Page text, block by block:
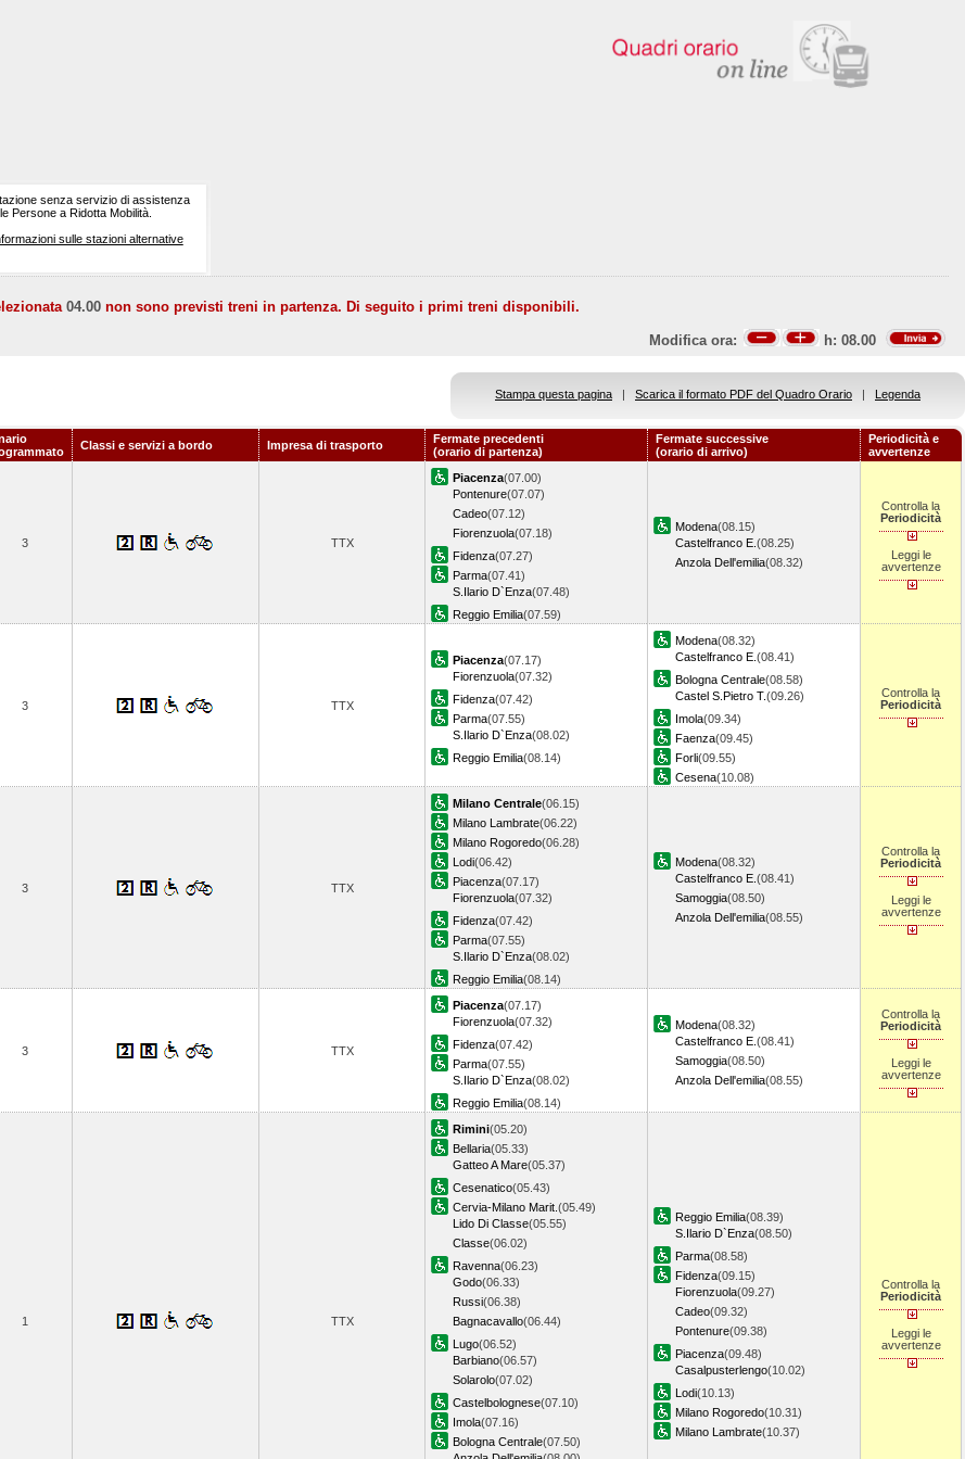
senza servizio di assistenza
Persone a Ridotta Mobilità.
sulle stazioni alternative
04.00 non sono previsti treni in partenza. Di seguito i primi treni disponibili.
Modifica ora: h: 08.00
Stampa questa pagina | Scarica il formato PDF del Quadro Orario | Legenda
Classi e servizi a bordo Impresa di trasporto
Fermate precedenti
(orario di partenza)
Fermate successive
(orario di arrivo)
Periodicità e
avvertenze
3 TTX
Piacenza(07.00)
Pontenure(07.07)
Cadeo(07.12)
Fiorenzuola(07.18)
Fidenza(07.27)
Parma(07.41)
S.Ilario D`Enza(07.48)
Reggio Emilia(07.59)
Modena(08.15)
Castelfranco E. (08.25)
Anzola Dell'emilia(08.32)
Controlla la
Periodicità
Leggi le
avvertenze
3 TTX
Piacenza(07.17)
Fiorenzuola(07.32)
Fidenza(07.42)
Parma(07.55)
S.Ilario D`Enza(08.02)
Reggio Emilia(08.14)
Modena(08.32)
Castelfranco E. (08.41)
Bologna Centrale(08.58)
Castel S.Pietro T.(09.26)
Imola(09.34)
Faenza(09.45)
Forli(09.55)
Cesena(10.08)
Controlla la
Periodicità
3 TTX
Milano Centrale(06.15)
Milano Lambrate(06.22)
Milano Rogoredo(06.28)
Lodi(06.42)
Piacenza(07.17)
Fiorenzuola(07.32)
Fidenza(07.42)
Parma(07.55)
S.Ilario D`Enza(08.02)
Reggio Emilia(08.14)
Modena(08.32)
Castelfranco E. (08.41)
Samoggia(08.50)
Anzola Dell'emilia(08.55)
Controlla la
Periodicità
Leggi le
avvertenze
3 TTX
Piacenza(07.17)
Fiorenzuola(07.32)
Fidenza(07.42)
Parma(07.55)
S.Ilario D`Enza(08.02)
Reggio Emilia(08.14)
Modena(08.32)
Castelfranco E. (08.41)
Samoggia(08.50)
Anzola Dell'emilia(08.55)
Controlla la
Periodicità
Leggi le
avvertenze
1 TTX
Rimini(05.20)
Bellaria(05.33)
Gatteo A Mare(05.37)
Cesenatico(05.43)
Cervia-Milano Marit. (05.49)
Lido Di Classe(05.55)
Classe(06.02)
Ravenna(06.23)
Godo(06.33)
Russi(06.38)
Bagnacavallo(06.44)
Lugo(06.52)
Barbiano(06.57)
Solarolo(07.02)
Castelbolognese(07.10)
Imola(07.16)
Bologna Centrale(07.50)
Reggio Emilia(08.39)
S.Ilario D`Enza(08.50)
Parma(08.58)
Fidenza(09.15)
Fiorenzuola(09.27)
Cadeo(09.32)
Pontenure(09.38)
Piacenza(09.48)
Casalpusterlengo(10.02)
Lodi(10.13)
Milano Rogoredo(10.31)
Milano Lambrate(10.37)
Controlla la
Periodicità
Leggi le
avvertenze